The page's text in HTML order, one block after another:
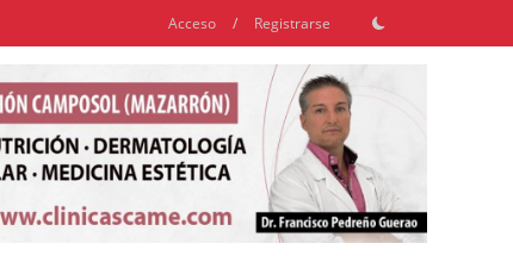
Acceso / Registrarse